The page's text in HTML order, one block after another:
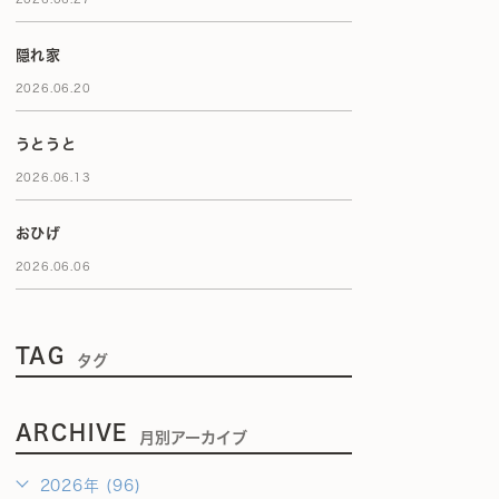
隠れ家
2026.06.20
うとうと
2026.06.13
おひげ
2026.06.06
TAG タグ
ARCHIVE 月別アーカイブ
2026年 (96)